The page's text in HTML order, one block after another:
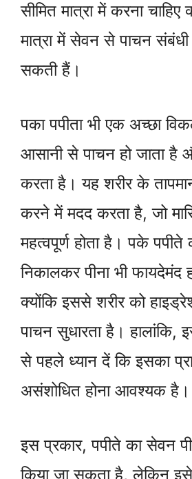
सीमित मात्रा में करना
मात्रा में सेवन से पाचन संबंधी
सकती हैं।
पका पपीता भी एक अच्छा
आसानी से पाचन हो जाता है
करता है। यह शरीर के
करने में मदद करता है, जो
महत्वपूर्ण होता है। पके पपीते
निकालकर पीना भी फायदेमंद
क्योंकि इससे शरीर को
पाचन सुधारता है।
से पहले ध्यान दें कि इसका
असंशोधित होना आवश्यक है।
इस प्रकार, पपीते का सेवन
किया जा सकता है, लेकिन